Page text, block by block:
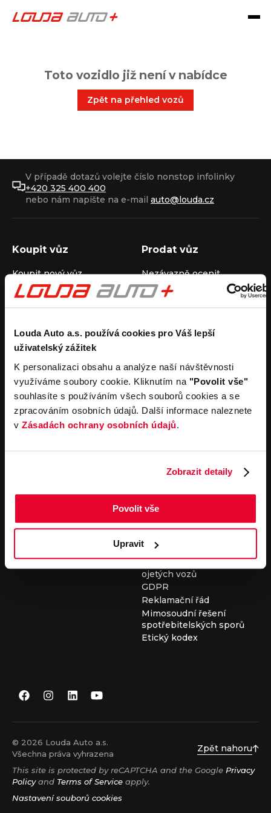
Louda Auto a.s. používá cookies pro Váš lepší
uživatelský zážitek
K personalizaci obsahu a analýze naší návštěvnosti
využíváme soubory cookie. Kliknutím na "Povolit vše"
souhlasíte s používáním všech souborů cookies a se
zpracováním osobních údajů. Další informace naleznete
v Zásadách ochrany osobních údajů.
Zobrazit detaily
Povolit vše
Upravit
Toto vozidlo již není v nabídce
Zpět na přehled vozů
V případě dotazů volejte číslo nonstop infolinky
+420 325 400 400
nebo nám napište na e-mail auto@louda.cz
Koupit vůz
Koupit nový vůz
Koupit ojetý vůz
Koupit užitkový vůz
Prodat vůz
Nezávazně ocenit
Průběh výkupu vozu
Pronájem
Carsharing
Autopůjčovna
Operativní leasing
Společnost
Louda Auto+ Poděbrady
Obytné vozy
Novinky
Kariéra
Servisní služby
Servis
Důležité odkazy
Cookies
Všeobecné obchodní
podmínky pro online
vozidel
Všeobecné obchodní
podmínky pro provádění
servisních prací
Všeobecné obchodní
podmínky při nákupu
ojetých vozů
GDPR
Reklamační řád
Mimosoudní řešení
spotřebitelských sporů
Etický kodex
© 2026 Louda Auto a.s.
Všechna práva vyhrazena
Zpět nahoru
This site is protected by reCAPTCHA and the Google Privacy
Policyand Terms of Service apply.
Nastavení souborů cookies